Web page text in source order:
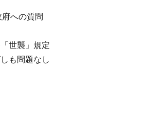
への質問
世襲」規定
も問題なし
位継承論 2 質問主意書1-3” の